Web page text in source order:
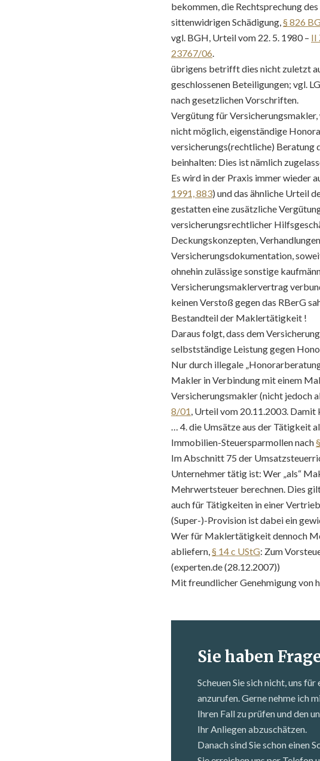
bekommen, die Rechtsprechung
sittenwidrigen Schädigung,§ 826
vgl. BGH, Urteil vom 22. 5. 1980 – II
23767/06.
übrigens betrifft dies nicht zuletzt
geschlossenen Beteiligungen; vgl.
nach gesetzlichen Vorschriften.
Vergütung für
nicht möglich, eigenständige
versicherungs(rechtliche) Beratung
beinhalten: Dies ist nämlich
Es wird in der Praxis immer wieder
1991, 883) und das ähnliche Urteil
gestatten eine zusätzliche
versicherungsrechtlicher
Deckungskonzepten,
Versicherungsdokumentation,
ohnehin zulässige sonstige
Versicherungsmaklervertrag
keinen Verstoß gegen das RBerG
Bestandteil der Maklertätigkeit !
Daraus folgt, dass dem
selbstständige Leistung gegen
Nur durch illegale
Makler in Verbindung mit einem
Versicherungsmakler (nicht jedoch
8/01, Urteil vom 20.11.2003. Damit
… 4. die Umsätze aus der Tätigkeit
Immobilien-Steuersparmollen nach
Im Abschnitt 75 der
Unternehmer tätig ist: Wer „als“
Mehrwertsteuer berechnen. Dies
auch für Tätigkeiten in einer
(Super-)-Provision ist dabei ein
Wer für Maklertätigkeit dennoch
abliefern,§ 14 c UStG: Zum
(experten.de (28.12.2007))
Mit freundlicher Genehmigung von
Sie haben
Scheuen Sie sich nicht, uns
anzurufen. Gerne nehme ich
Ihren Fall zu prüfen und den
Ihr Anliegen abzuschätzen.
Danach sind Sie schon einen